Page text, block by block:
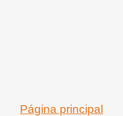
Página principal